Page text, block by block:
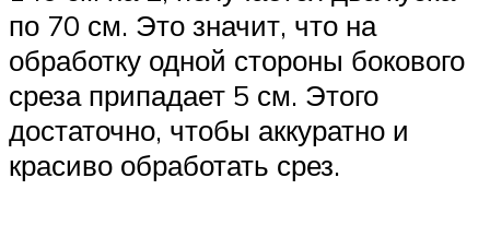
по 70 см. Это значит, что на
обработку одной стороны бокового
среза припадает 5 см. Этого
достаточно, чтобы аккуратно и
красиво обработать срез.